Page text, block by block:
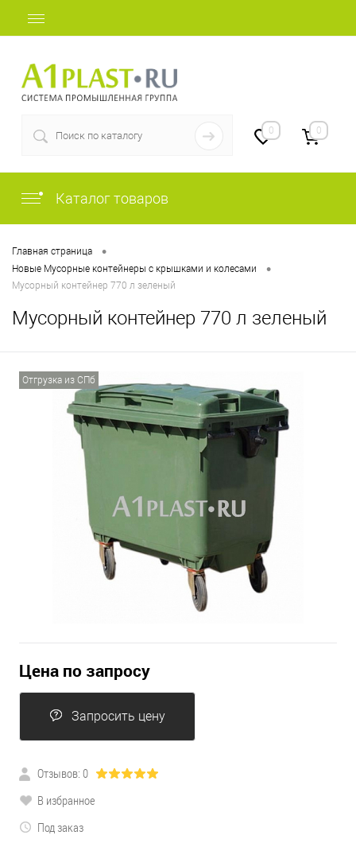
0 0
Каталог товаров
Главная страница •
Новые Мусорные контейнеры с крышками и колесами •
Мусорный контейнер 770 л зеленый
Мусорный контейнер 770 л зеленый
Отгрузка из СПб
Цена по запросу
Запросить цену
Отзывов: 0
В избранное
Под заказ